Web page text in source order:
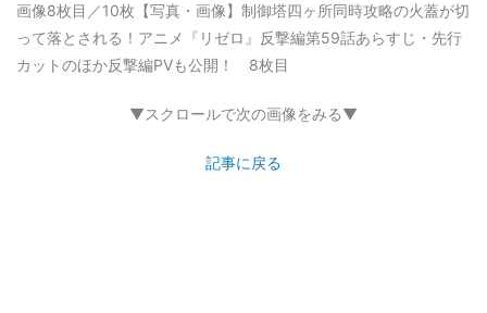
画像8枚目／10枚 【写真・画像】制御塔四ヶ所同時攻略の火蓋が切
って落とされる！アニメ『リゼロ』反撃編第59話あらすじ・先行
カットのほか反撃編PVも公開！ 8枚目
▼スクロールで次の画像をみる▼
記事に戻る